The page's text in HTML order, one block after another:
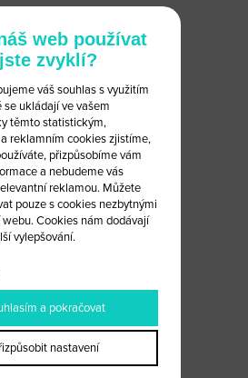
web používat
zvyklí?
váš souhlas s využitím
se ukládají ve vašem
těmto statistickým,
reklamním cookies zjistíme,
přizpůsobíme vám
a nebudeme vás
reklamou. Můžete
pouze s cookies nezbytnými
webu. Cookies nám dodávají
vylepšování.
a pokračovat
nastavení